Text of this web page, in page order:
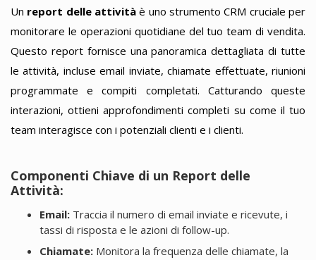
Un report delle attività è uno strumento CRM cruciale per
monitorare le operazioni quotidiane del tuo team di vendita.
Questo report fornisce una panoramica dettagliata di tutte
le attività, incluse email inviate, chiamate effettuate, riunioni
programmate e compiti completati. Catturando queste
interazioni, ottieni approfondimenti completi su come il tuo
team interagisce con i potenziali clienti e i clienti.
Componenti Chiave di un Report delle
Attività:
Email:Traccia il numero di email inviate e ricevute, i
tassi di risposta e le azioni di follow-up.
Chiamate:Monitora la frequenza delle chiamate, la